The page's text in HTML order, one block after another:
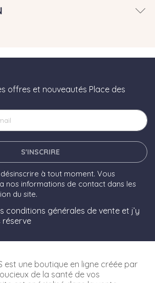
offres et nouveautés Place des
S'INSCRIRE
à tout moment. Vous
nos informations de contact dans les
du site.
conditions générales de vente et j’y
réserve
est une boutique en ligne créée par
de la santé de vos